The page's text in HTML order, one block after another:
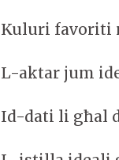
Kuluri favoriti
L-aktar jum
Id-dati li għal